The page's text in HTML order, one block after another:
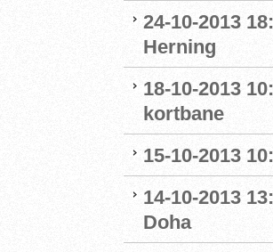
24-10-2013
Herning
18-10-2013
kortbane
15-10-2013
14-10-2013
Doha